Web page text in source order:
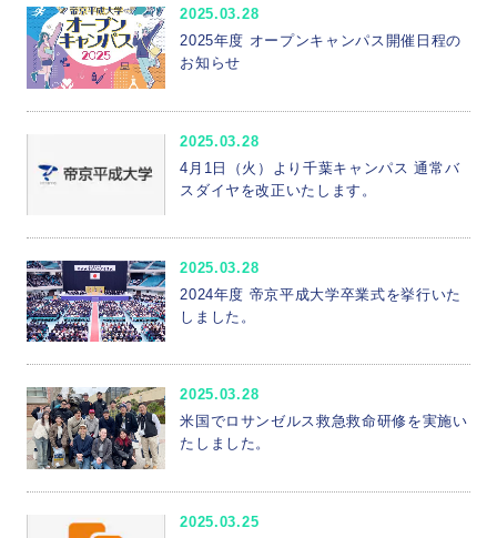
コンテンツ
広報 公開講座
部活動・サークル 本学の取り組み
地域連携
冲永寛子学長のコラムが日本経済新聞の「交遊抄」に掲載されました
健康メディカル学部 理学療法学科
国際交流
2025.03.28
2025年度 オープンキャンパス開催日程の
お知らせ
2025.03.28
4月1日（火）より千葉キャンパス 通常バ
スダイヤを改正いたします。
2025.03.28
2024年度 帝京平成大学卒業式を挙行いた
しました。
2025.03.28
米国でロサンゼルス救急救命研修を実施い
たしました。
2025.03.25